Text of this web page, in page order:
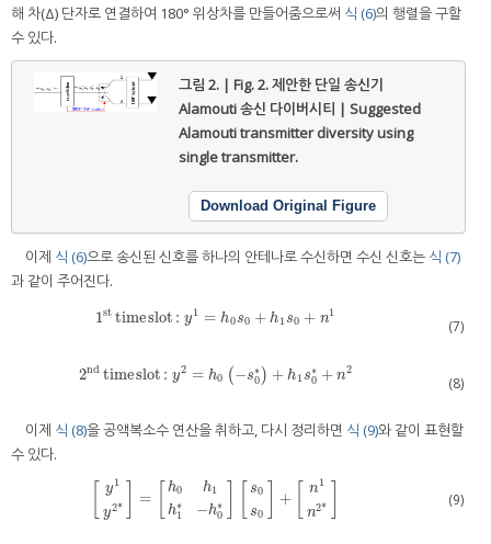
해 차(Δ) 단자로 연결하여 180° 위상차를 만들어줌으로써 식 (6)의 행렬을 구할
수 있다.
그림 2. | Fig. 2.제안한 단일 송신기
Alamouti 송신 다이버시티 | Suggested
Alamouti transmitter diversity using
single transmitter.
Download Original Figure
이제 식 (6)으로 송신된 신호를 하나의 안테나로 수신하면 수신 신호는 식 (7)
과 같이 주어진다.
1st timeslot :y1 = h0s0 + h1s0 + n1
1sttimeslot: y1=h0s0 +h1s0+ n1 (7)
2nd timeslot : y2 = h0 (−s∗
0 ) + h1s∗
0 + n2
2ndtimeslot: y2=h0 (−s0*)+ h1s0*+n2 (8)
이제 식 (8)을 공액복소수 연산을 취하고, 다시 정리하면 식 (9)와 같이 표현할
수 있다.
y1
y2* =
h0
h∗
1
h1
−h∗
0
s0
s0
+
n1
n2*
y1 y ]=[ 1 −h 0s +[ * (9)